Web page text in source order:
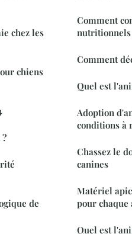
chez les
chiens
de
Comment
nutritionnels
Comment
Quel est
Adoption
conditions à
Chassez le
canines
Matériel
pour
Quel est